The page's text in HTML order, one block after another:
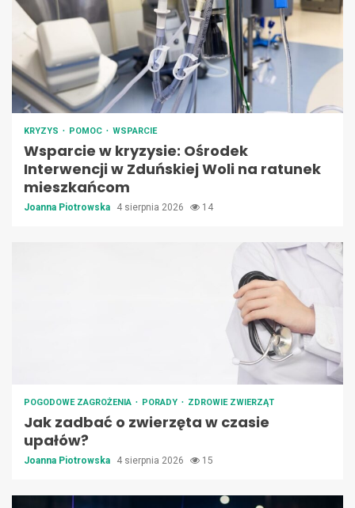
KRYZYS POMOC WSPARCIE
Wsparcie w kryzysie: Ośrodek
Interwencji w Zduńskiej Woli na ratunek
mieszkańcom
Joanna Piotrowska 4 sierpnia 2026 14
POGODOWE ZAGROŻENIA PORADY ZDROWIE ZWIERZĄT
Jak zadbać o zwierzęta w czasie
upałów?
Joanna Piotrowska 4 sierpnia 2026 15